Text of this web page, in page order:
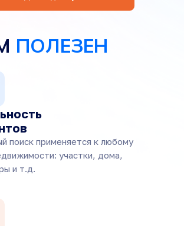
поиск применяется к любому
участки, дома,
и т.д.
ПОЛЕЗЕН